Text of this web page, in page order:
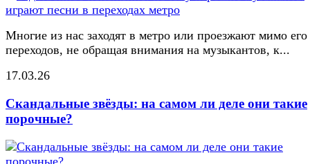
Многие из нас заходят в метро или проезжают мимо его
переходов, не обращая внимания на музыкантов, к...
17.03.26
Скандальные звёзды: на самом ли деле они такие
порочные?